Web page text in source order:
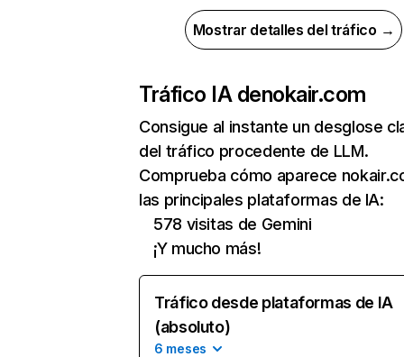
Mostrar detalles del tráfico →
Tráfico IA denokair.com
Consigue al instante un desglose
del tráfico procedente de LLM.
Comprueba cómo aparece
las principales plataformas de IA:
578 visitas de Gemini
¡Y mucho más!
Tráfico desde plataformas de IA
(absoluto)
6 meses